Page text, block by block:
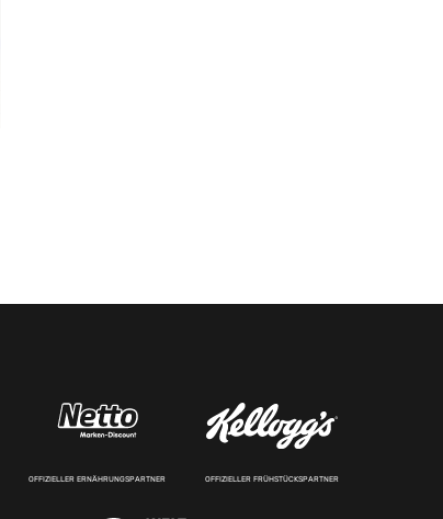
OFFIZIELLER ERNÄHRUNGSPARTNER OFFIZIELLER FRÜHSTÜCKSPARTNER